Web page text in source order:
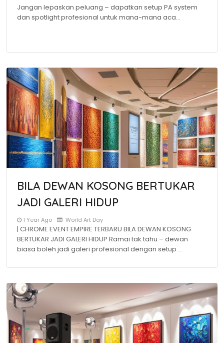
Jangan lepaskan peluang – dapatkan setup PA system
dan spotlight profesional untuk mana-mana aca…
BILA DEWAN KOSONG BERTUKAR
JADI GALERI HIDUP
1 Year Ago World Art Day
| CHROME EVENT EMPIRE TERBARU BILA DEWAN KOSONG
BERTUKAR JADI GALERI HIDUP Ramai tak tahu – dewan
biasa boleh jadi galeri profesional dengan setup …